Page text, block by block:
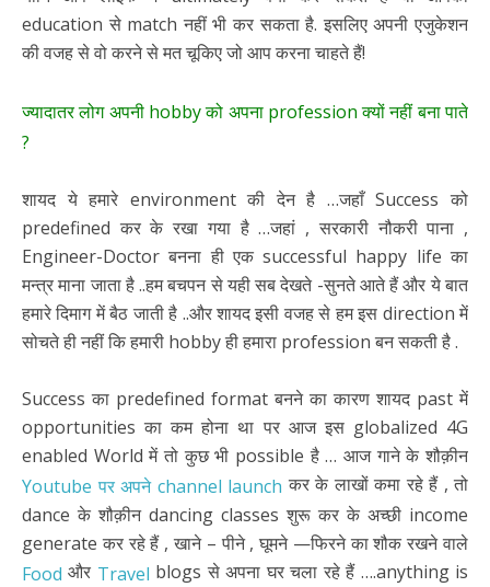
education से match नहीं भी कर सकता है. इसलिए अपनी एजुकेशन
की वजह से वो करने से मत चूकिए जो आप करना चाहते हैं!
ज्यादातर लोग अपनी hobby को अपना profession क्यों नहीं बना पाते
?
शायद ये हमारे environment की देन है …जहाँ Success को
predefined कर के रखा गया है …जहां , सरकारी नौकरी पाना ,
Engineer-Doctor बनना ही एक successful happy life का
मन्त्र माना जाता है ..हम बचपन से यही सब देखते -सुनते आते हैं और ये बात
हमारे दिमाग में बैठ जाती है ..और शायद इसी वजह से हम इस direction में
सोचते ही नहीं कि हमारी hobby ही हमारा profession बन सकती है .
Success का predefined format बनने का कारण शायद past में
opportunities का कम होना था पर आज इस globalized 4G
enabled World में तो कुछ भी possible है … आज गाने के शौक़ीन
Youtube पर अपने channel launch कर के लाखों कमा रहे हैं , तो
dance के शौक़ीन dancing classes शुरू कर के अच्छी income
generate कर रहे हैं , खाने – पीने , घूमने —फिरने का शौक रखने वाले
Food और Travel blogs से अपना घर चला रहे हैं ….anything is